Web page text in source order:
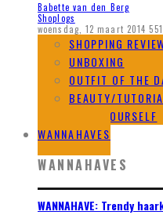
Babette van den Berg
Shoplogs
woensdag, 12 maart 2014
SHOPPING
UNBOXING
OUTFIT OF THE
BEAUTY/
DO IT YOURSELF
WANNAHAVES
WANNAHAVES
WANNAHAVE: Trendy